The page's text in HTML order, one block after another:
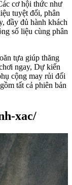
cơ hội thức như
tuyệt đối, phân
đầy đủ hành khách
số liệu cùng phân
tựa giúp thăng
ngay, Dự kiến
cộng may rủi đối
tất cả phiên bản
xac/